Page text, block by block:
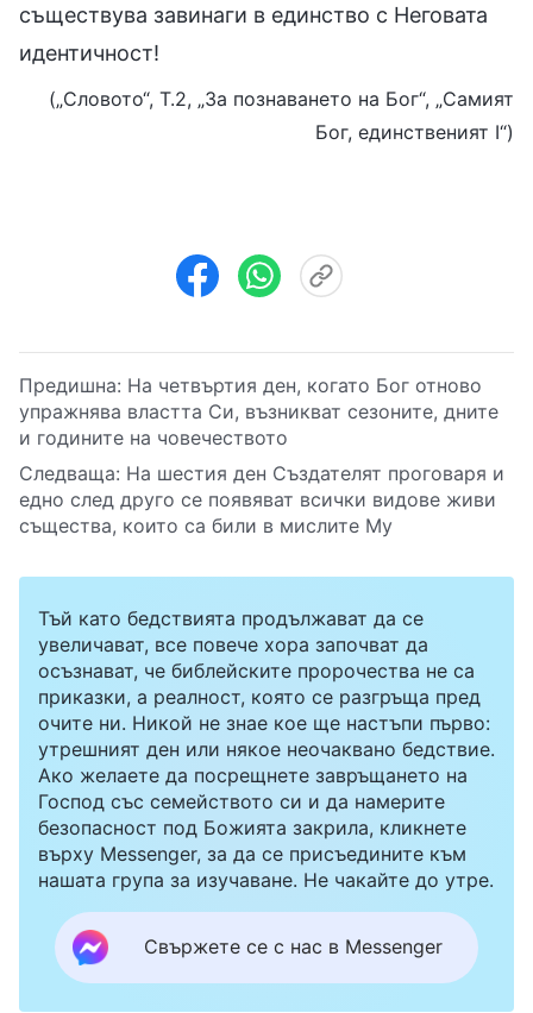
съществува завинаги в единство с Неговата
идентичност!
(„Словото“, Т.2, „За познаването на Бог“, „Самият
Бог, единственият I“)
Предишна: На четвъртия ден, когато Бог отново
упражнява властта Си, възникват сезоните, дните
и годините на човечеството
Следваща: На шестия ден Създателят проговаря и
едно след друго се появяват всички видове живи
същества, които са били в мислите Му
Тъй като бедствията продължават да се
увеличават, все повече хора започват да
осъзнават, че библейските пророчества не са
приказки, а реалност, която се разгръща пред
очите ни. Никой не знае кое ще настъпи първо:
утрешният ден или някое неочаквано бедствие.
Ако желаете да посрещнете завръщането на
Господ със семейството си и да намерите
безопасност под Божията закрила, кликнете
върху Messenger, за да се присъедините към
нашата група за изучаване. Не чакайте до утре.
Свържете се с нас в Messenger